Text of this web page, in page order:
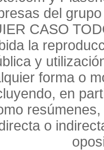
del
CASO
la
y
forma o
en
o